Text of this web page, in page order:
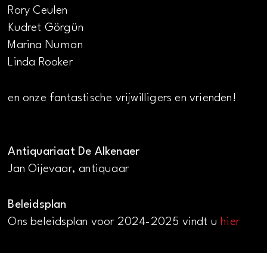
Rory Ceulen
Kudret Görgün
Marina Numan
Linda Rooker
en onze fantastische vrijwilligers en vrienden!
Antiquariaat De Alkenaer
Jan Oijevaar, antiquaar
Beleidsplan
Ons beleidsplan voor 2024-2025 vindt uhier